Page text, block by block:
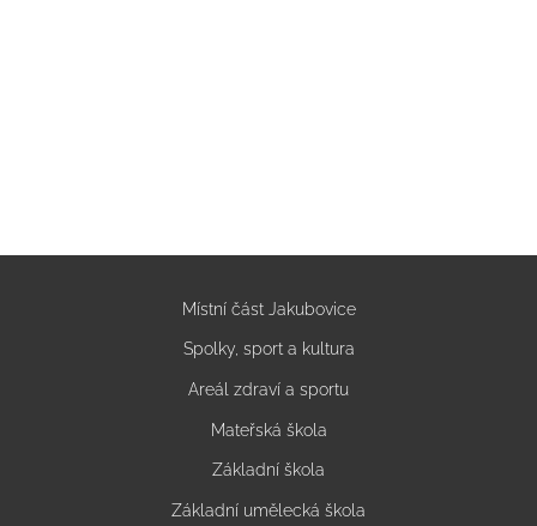
Místní část Jakubovice
Spolky, sport a kultura
Areál zdraví a sportu
Mateřská škola
Základní škola
Základní umělecká škola